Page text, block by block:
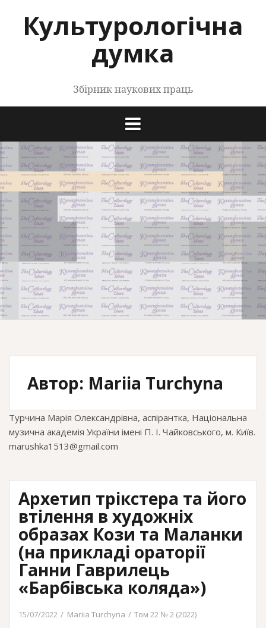
контентуКультурологічна
думка
Збірник наукових праць
Автор: Mariia Turchyna
Турчина Марія Олександрівна, аспірантка, Національна
музична академія України імені П. І. Чайковського, м. Київ.
marushka1513@gmail.com
Архетип трікстера та його
втілення в художніх
образах Кози та Маланки
(на прикладі ораторії
Ганни Гаврилець
«Барбівська коляда»)
15/07/2022 Mariia Turchyna Том 22 № 2 (2022)